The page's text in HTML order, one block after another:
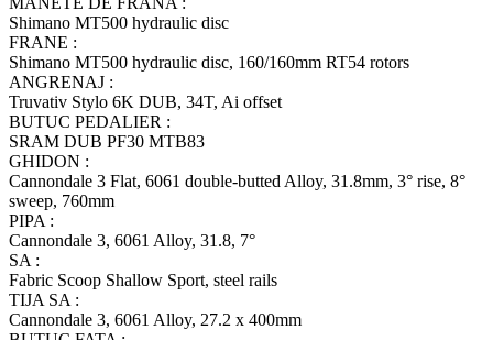
Shimano MT500 hydraulic disc
FRANE :
Shimano MT500 hydraulic disc, 160/160mm RT54 rotors
ANGRENAJ :
Truvativ Stylo 6K DUB, 34T, Ai offset
BUTUC PEDALIER :
SRAM DUB PF30 MTB83
GHIDON :
Cannondale 3 Flat, 6061 double-butted Alloy, 31.8mm, 3° rise, 8°
sweep, 760mm
PIPA :
Cannondale 3, 6061 Alloy, 31.8, 7°
SA :
Fabric Scoop Shallow Sport, steel rails
TIJA SA :
Cannondale 3, 6061 Alloy, 27.2 x 400mm